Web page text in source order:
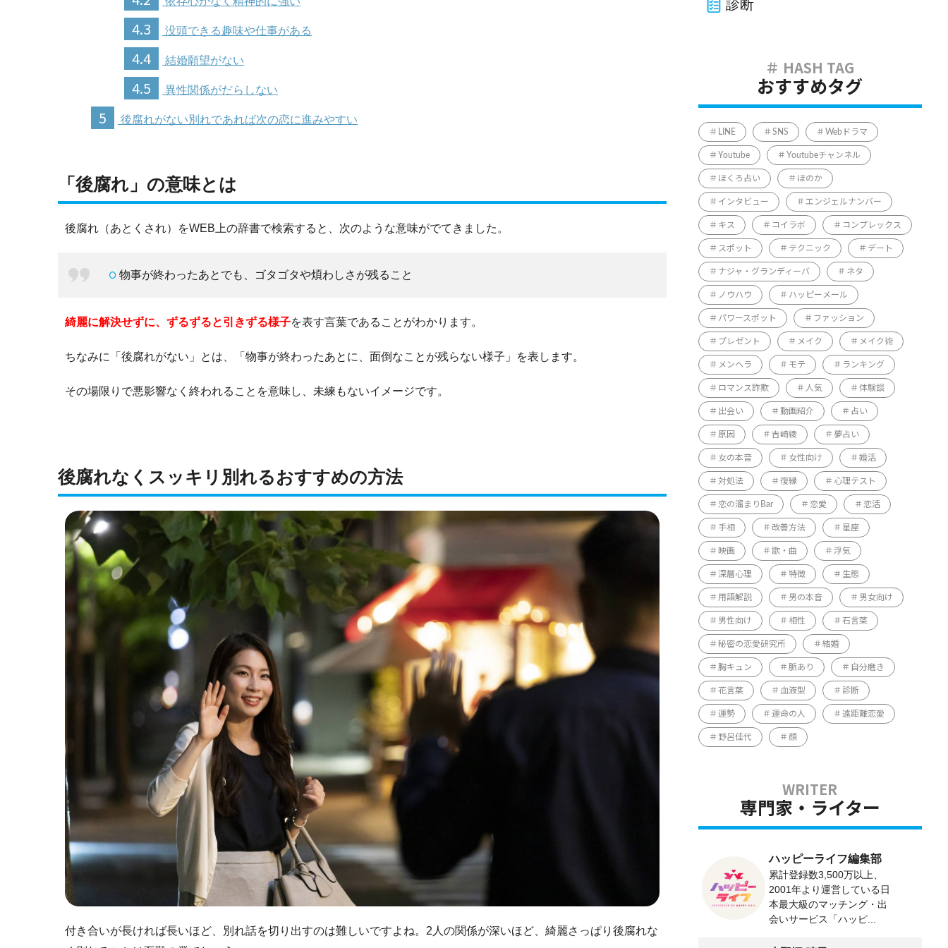
4.3 没頭できる趣味や仕事がある
4.4 結婚願望がない
4.5 異性関係がだらしない
5 後腐れがない別れであれば次の恋に進みやすい
「後腐れ」の意味とは
後腐れ（あとくされ）をWEB上の辞書で検索すると、次のような意味がでてきました。
物事が終わったあとでも、ゴタゴタや煩わしさが残ること
綺麗に解決せずに、ずるずると引きずる様子を表す言葉であることがわかります。
ちなみに「後腐れがない」とは、「物事が終わったあとに、面倒なことが残らない様子」を表します。
その場限りで悪影響なく終われることを意味し、未練もないイメージです。
後腐れなくスッキリ別れるおすすめの方法
付き合いが長ければ長いほど、別れ話を切り出すのは難しいですよね。 2人の関係が深いほど、綺麗さっぱり後腐れな
診断
おすすめタグ
LINE SNS Webドラマ
Youtube Youtubeチャンネル
ほくろ占い ほのか
インタビュー エンジェルナンバー
キス コイラボ コンプレックス
スポット テクニック デート
ナジャ・グランディーバ ネタ
ノウハウ ハッピーメール
パワースポット ファッション
プレゼント メイク メイク術
メンヘラ モテ ランキング
ロマンス詐欺 人気 体験談
出会い 動画紹介 占い
原因 吉崎綾 夢占い
女の本音 女性向け 婚活
対処法 復縁 心理テスト
恋の溜まりBar 恋愛 恋活
手相 改善方法 星座
映画 歌・曲 浮気
深層心理 特徴 生態
用語解説 男の本音 男女向け
男性向け 相性 石言葉
秘密の恋愛研究所 結婚
胸キュン 脈あり 自分磨き
花言葉 血液型 診断
運勢 運命の人 遠距離恋愛
野呂佳代 顔
専門家・ライター
ハッピーライフ編集部
累計登録数3,500万以上、
2001年より運営している日
本最大級のマッチング・出
会いサービス「ハッピ...